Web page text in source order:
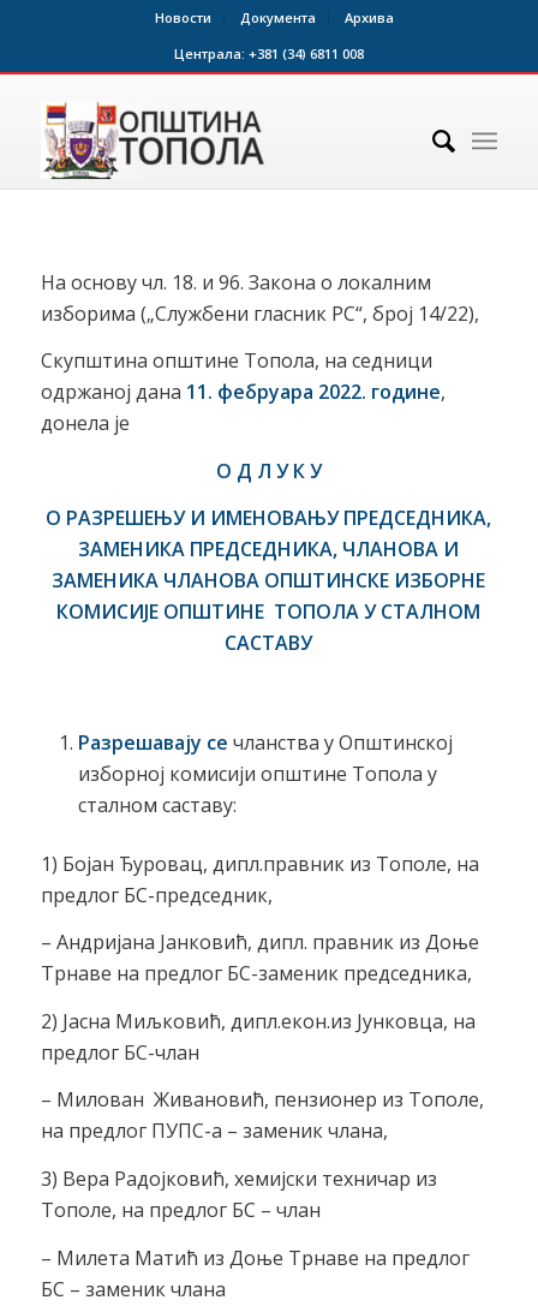
Новости Документа
Архива
Централа: +381 (34) 6811 008
На основу чл. 18. и 96. Закона о локалним
изборима („Службени гласник РС“, број 14/22),
Скупштина општине Топола, на седници
одржаној дана 11. фебруара 2022. године,
донела је
О Д Л У К У
О РАЗРЕШЕЊУ И ИМЕНОВАЊУ ПРЕДСЕДНИКА,
ЗАМЕНИКА ПРЕДСЕДНИКА, ЧЛАНОВА И
ЗАМЕНИКА ЧЛАНОВА ОПШТИНСКЕ ИЗБОРНЕ
КОМИСИЈЕ ОПШТИНЕ ТОПОЛА У СТАЛНОМ
САСТАВУ
Разрешавају се чланства у Општинској
изборној комисији општине Топола у
сталном саставу:
1) Бојан Ђуровац, дипл.правник из Тополе, на
предлог БС-председник,
– Андријана Јанковић, дипл. правник из Доње
Трнаве на предлог БС-заменик председника,
2) Јасна Миљковић, дипл.екон.из Јунковца, на
предлог БС-члан
– Милован Живановић, пензионер из Тополе,
на предлог ПУПС-а – заменик члана,
3) Вера Радојковић, хемијски техничар из
Тополе, на предлог БС – члан
– Милета Матић из Доње Трнаве на предлог
БС – заменик члана